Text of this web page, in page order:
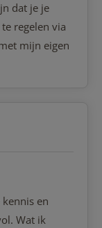
dat je je
regelen via
mijn eigen
en
Wat ik